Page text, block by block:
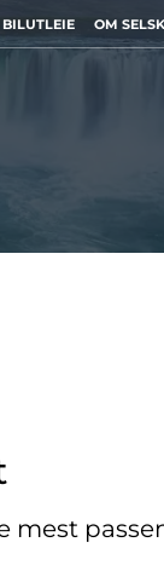
BILUTLEIE OM
mest